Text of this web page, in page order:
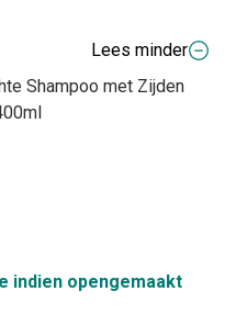
Lees minder
Shampoo met Zijden
indien opengemaakt